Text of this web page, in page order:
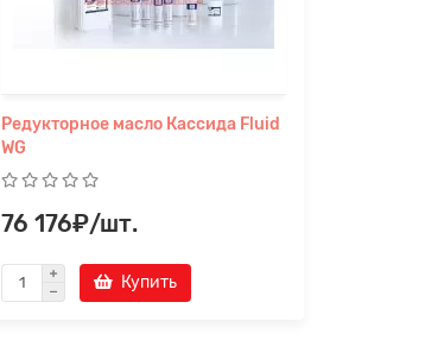
Редукторное масло Кассида Fluid
WG
76 176₽/шт.
Купить